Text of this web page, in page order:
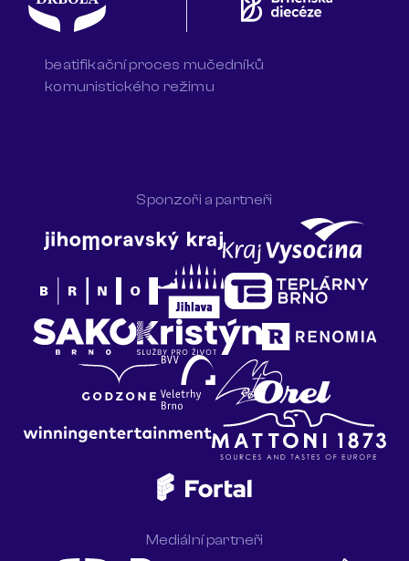
beatifikační proces mučedníků
komunistického režimu
Sponzoři a partneři
Mediální partneři